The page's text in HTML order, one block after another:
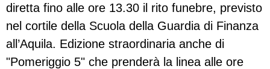
diretta fino alle ore 13.30 il rito funebre, previsto
nel cortile della Scuola della Guardia di Finanza
all’Aquila. Edizione straordinaria anche di
"Pomeriggio 5" che prenderà la linea alle ore